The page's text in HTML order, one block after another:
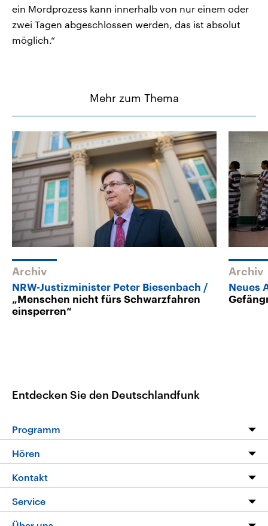
ein Mordprozess kann innerhalb von nur einem oder
zwei Tagen abgeschlossen werden, das ist absolut
möglich.“
Mehr zum Thema
Archiv
NRW-Justizminister Peter Biesenbach
„Menschen nicht fürs Schwarzfahren
einsperren“
Archiv
Neues
Entdecken Sie den Deutschlandfunk
Programm
Programm
Die Nachrichten
Nachrichtenleicht
Hören
Livestream
Podcasts
Kontakt
Hörerservice
Service
FAQ